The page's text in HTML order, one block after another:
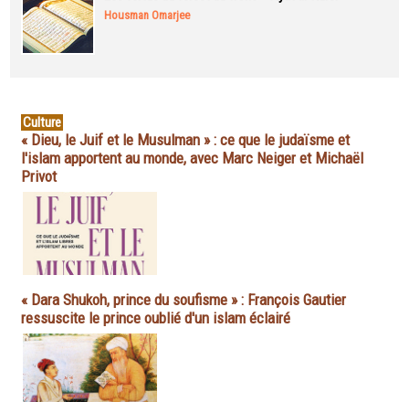
Housman Omarjee
Culture
« Dieu, le Juif et le Musulman » : ce que le judaïsme et
l'islam apportent au monde, avec Marc Neiger et Michaël
Privot
« Dara Shukoh, prince du soufisme » : François Gautier
ressuscite le prince oublié d'un islam éclairé